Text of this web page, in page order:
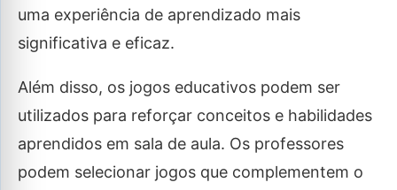
uma experiência de aprendizado mais
significativa e eficaz.
Além disso, os jogos educativos podem ser
utilizados para reforçar conceitos e habilidades
aprendidos em sala de aula. Os professores
podem selecionar jogos que complementem o